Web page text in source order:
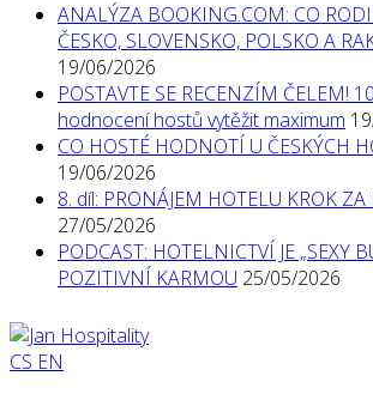
ANALÝZA BOOKING.COM: CO
ČESKO, SLOVENSKO, POLSKO A
19/06/2026
POSTAVTE SE RECENZÍM ČELEM!
hodnocení hostů vytěžit maximum
CO HOSTÉ HODNOTÍ U ČESKÝCH
19/06/2026
8. díl: PRONÁJEM HOTELU KROK ZA
27/05/2026
PODCAST: HOTELNICTVÍ JE „SEXY
POZITIVNÍ KARMOU 25/05/2026
CS EN